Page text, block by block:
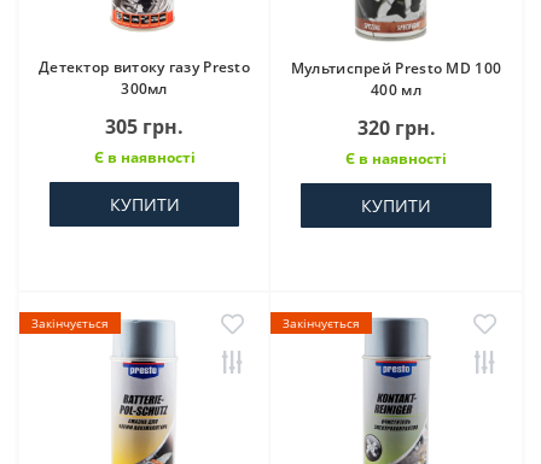
Детектор витоку газу Presto
300мл
305 грн.
Є в наявності
КУПИТИ
Мультиспрей Presto MD 100
400 мл
320 грн.
Є в наявності
КУПИТИ
Закінчується Закінчується